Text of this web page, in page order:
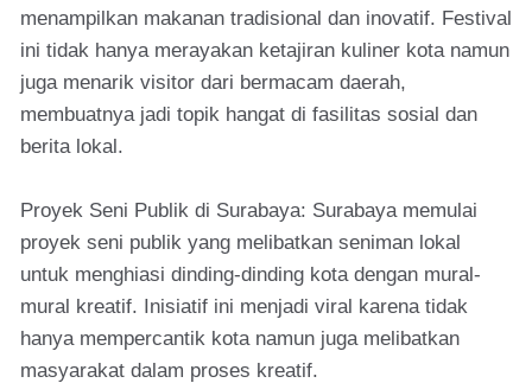
menampilkan makanan tradisional dan inovatif. Festival
ini tidak hanya merayakan ketajiran kuliner kota namun
juga menarik visitor dari bermacam daerah,
membuatnya jadi topik hangat di fasilitas sosial dan
berita lokal.
Proyek Seni Publik di Surabaya: Surabaya memulai
proyek seni publik yang melibatkan seniman lokal
untuk menghiasi dinding-dinding kota dengan mural-
mural kreatif. Inisiatif ini menjadi viral karena tidak
hanya mempercantik kota namun juga melibatkan
masyarakat dalam proses kreatif.